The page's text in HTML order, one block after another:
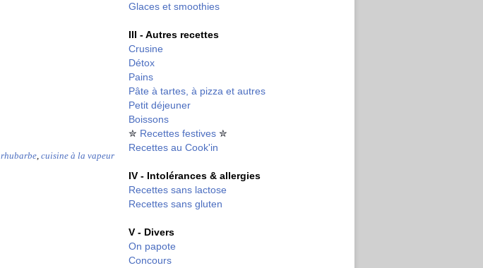
rhubarbe, cuisine à la vapeur
Glaces et smoothies
III - Autres recettes
Crusine
Détox
Pains
Pâte à tartes, à pizza et autres
Petit déjeuner
Boissons
✮ Recettes festives ✮
Recettes au Cook'in
IV - Intolérances & allergies
Recettes sans lactose
Recettes sans gluten
V - Divers
On papote
Concours